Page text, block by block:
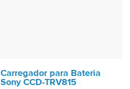
Carregador para Bateria
Sony CCD-TRV815